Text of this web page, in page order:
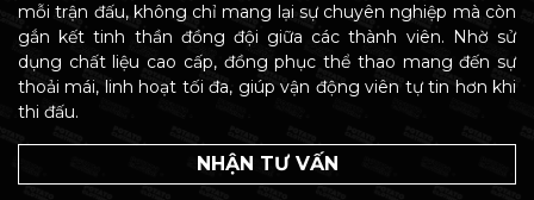
mỗi trận đấu, không chỉ mang lại sự chuyên nghiệp mà còn
gắn kết tinh thần đồng đội giữa các thành viên. Nhờ sử
dụng chất liệu cao cấp, đồng phục thể thao mang đến sự
thoải mái, linh hoạt tối đa, giúp vận động viên tự tin hơn khi
thi đấu.
NHẬN TƯ VẤN